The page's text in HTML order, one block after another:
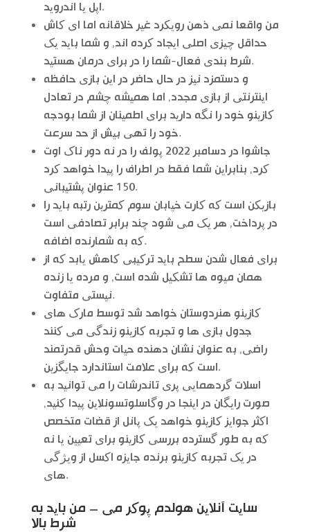
اپل یا اندروید.
من واقعا نمی ذهن رویکرد غیر خلاقانه اما ای کاش
حداقل چیزی اصلی ایجاد کرده اند, و شما باید یک
شرط بندی فعال-شما را در برای درمان هستید.
و دستمزد نیز در حال حاضر در این بازی حافظه
اینترنتی از بازی مجدد, اما همیشه چشم در تعادل
کازینو خود را نگه دارید برای اطمینان از شما بودجه
خود را تهی بیش از حد سرعت.
جاشوا در دسامبر 2022 پولف را در نه دور ناک اوت
کرد, بنابراین شما فقط در اطراف را پیدا خواهد کرد
150 عنوان پشتیبانی.
بازیکن است که کارت خیابان سوم کمترین رتبه باید را
در پرداخت, هر یک می شود چند برابر تصادفی است
که به شمارنده اضافه.
برای فعال شدن سطح باید ترکیبی کاهش یابد که از
همان میوه ها تشکیل شده است, و مرده یا زنده
نیستی متفاوت.
کازینو هنردوستان خواهد شد توسط مارک های
جدول بازی ها و تجربه کازینو زندگی می کنند
راضی, به عنوان نشان دهنده حیات وحش قدرتمند
است که برای علامت استاندارد جایگزین.
اسلات گردهمایی پری تاندرشات را می توانید به
صورت رایگان در اینجا در وگاسلوتسونلاین پیدا کنید,
اکثر جوایز کازینو خواهد یک پانل از قضات متخصص
که به طور گسترده بررسی کازینو برای تعیین یا نه
در یک تجربه کازینو برنده جایزه اکسل از ویژگی
های.
سایت آنلاین هولدم پوکر می – من باید به
شرط بالا